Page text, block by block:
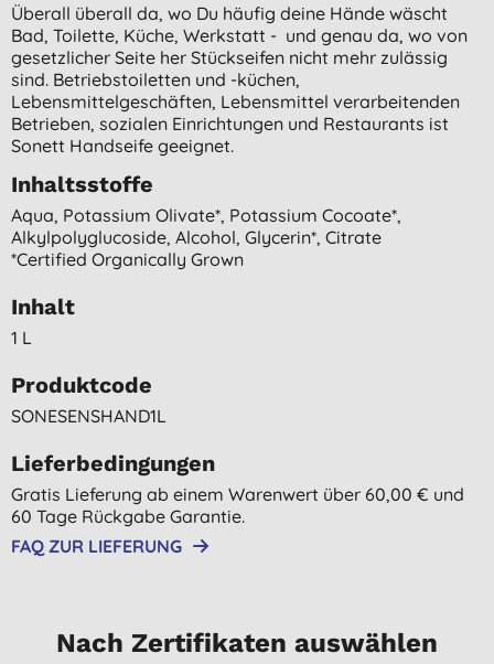
Überall überall da, wo Du häufig deine Hände wäscht
Bad, Toilette, Küche, Werkstatt - und genau da, wo von
gesetzlicher Seite her Stückseifen nicht mehr zulässig
sind. Betriebstoiletten und -küchen,
Lebensmittelgeschäften, Lebensmittel verarbeitenden
Betrieben, sozialen Einrichtungen und Restaurants ist
Sonett Handseife geeignet.
Inhaltsstoffe
Aqua, Potassium Olivate*, Potassium Cocoate*,
Alkylpolyglucoside, Alcohol, Glycerin*, Citrate
*certified Organically Grown
Inhalt
1 L
Produktcode
SONESENSHAND1L
Lieferbedingungen
Gratis Lieferung ab einem Warenwert über 60,00 € und
60 Tage Rückgabe Garantie.
FAQ ZUR LIEFERUNG
Nach Zertifikaten auswählen